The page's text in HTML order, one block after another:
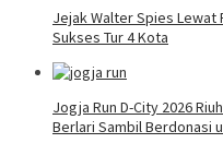
Jejak Walter Spies Lewat
Sukses Tur 4 Kota
Jogja Run D-City 2026
Berlari Sambil Berdonasi